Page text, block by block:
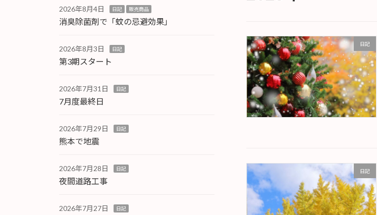
日記
日記
2026年8月4日 日記 販売商品
消臭除菌剤で「蚊の忌避効果」
2026年8月3日 日記
第3期スタート
2026年7月31日 日記
7月度最終日
2026年7月29日 日記
熊本で地震
2026年7月28日 日記
夜間道路工事
2026年7月27日 日記